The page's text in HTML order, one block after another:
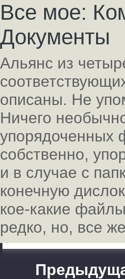
Все мое:
Документы
Альянс из
описаны. Не
Ничего
упорядоченных
собственно,
и в случае с
конечную
кое-какие
редко, но, все